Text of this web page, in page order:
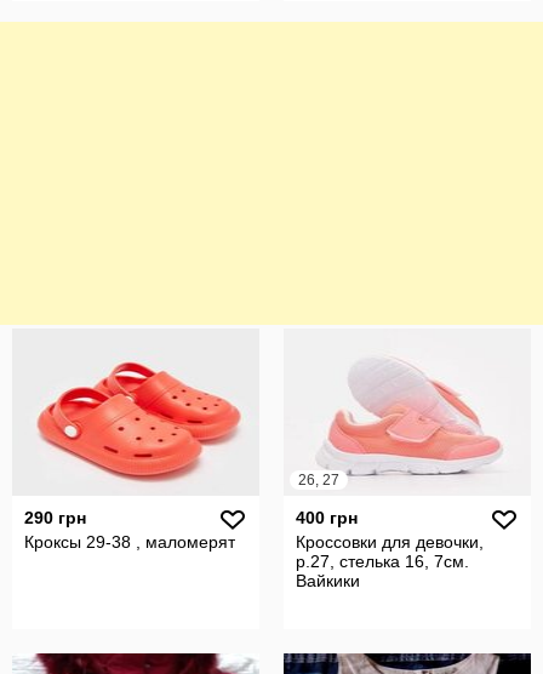
290 грн
Кроксы 29-38 , маломерят
26, 27
400 грн
Кроссовки для девочки,
р.27, стелька 16, 7см.
Вайкики